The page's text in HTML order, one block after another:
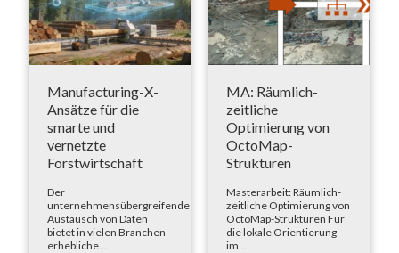
Manufacturing-X-
Ansätze für die
smarte und
vernetzte
Forstwirtschaft
Der
unternehmensübergreifende
Austausch von Daten
bietet in vielen Branchen
erhebliche...
MA: Räumlich-
zeitliche
Optimierung von
OctoMap-
Strukturen
Masterarbeit: Räumlich-
zeitliche Optimierung von
OctoMap-Strukturen Für
die lokale Orientierung
im...